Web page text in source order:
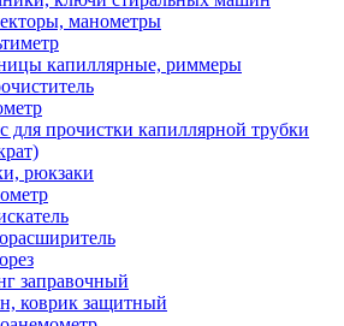
манометры
капиллярные, риммеры
для прочистки капиллярной трубки
рюкзаки
заправочный
коврик защитный